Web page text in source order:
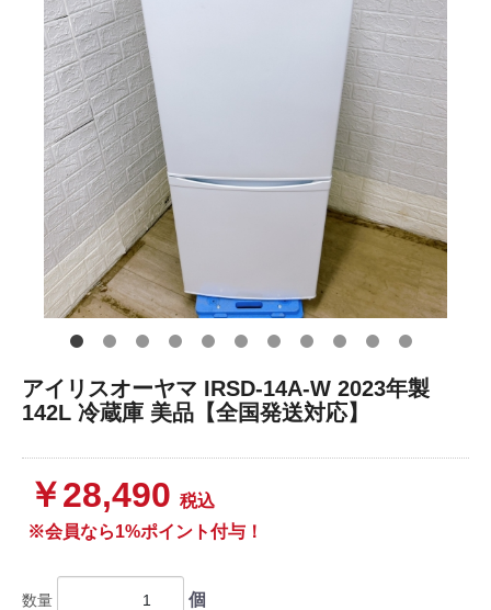
アイリスオーヤマ IRSD-14A-W 2023年製
142L 冷蔵庫 美品【全国発送対応】
￥28,490 税込
※会員なら1%ポイント付与！
数量 個